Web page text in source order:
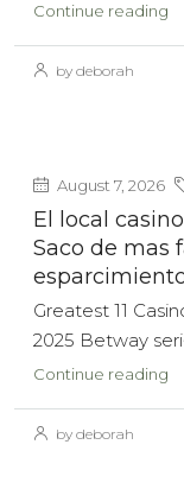
Continue reading
by deborah
August 7, 2026
El local
Saco de mas
Greatest 11
2025 Betway
Continue reading
by deborah